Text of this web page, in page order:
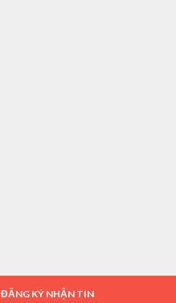
ĐĂNG KÝ NHẬN TIN